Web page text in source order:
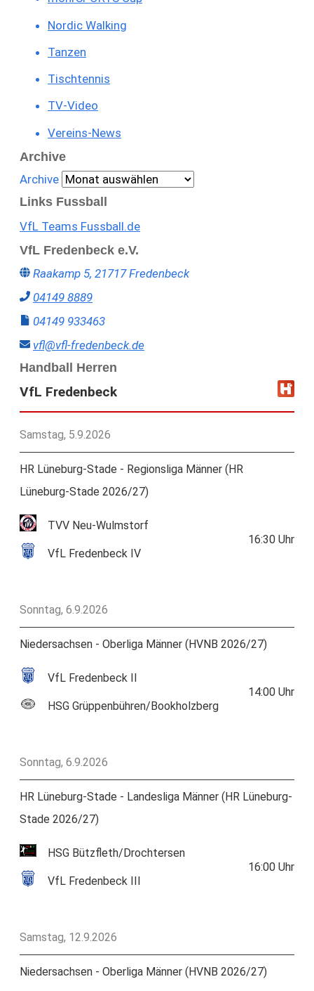
Nordic Walking
Tanzen
Tischtennis
TV-Video
Vereins-News
Archive
Archive
Links Fussball
VfL Teams Fussball.de
VfL Fredenbeck e.V.
Raakamp 5, 21717 Fredenbeck
04149 8889
04149 933463
vfl@vfl-fredenbeck.de
Handball Herren
VfL Fredenbeck
Samstag, 5.9.2026
HR Lüneburg-Stade - Regionsliga Männer (HR
Lüneburg-Stade 2026/27)
TVV Neu-Wulmstorf
VfL Fredenbeck IV
16:30 Uhr
Sonntag, 6.9.2026
Niedersachsen - Oberliga Männer (HVNB 2026/27)
VfL Fredenbeck II
HSG Grüppenbühren/Bookholzberg
14:00 Uhr
Sonntag, 6.9.2026
HR Lüneburg-Stade - Landesliga Männer (HR Lüneburg-
Stade 2026/27)
HSG Bützfleth/Drochtersen
VfL Fredenbeck III
16:00 Uhr
Samstag, 12.9.2026
Niedersachsen - Oberliga Männer (HVNB 2026/27)